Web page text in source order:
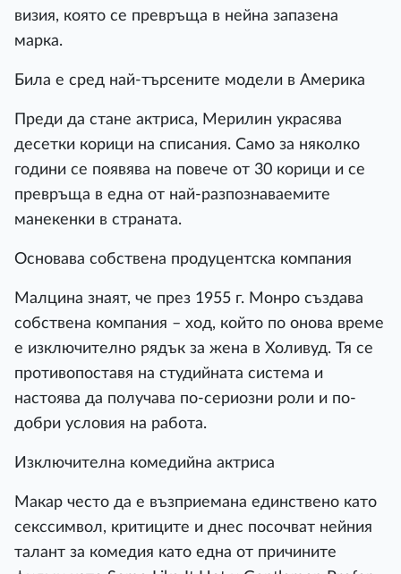
визия, която се превръща в нейна запазена
марка.
Била е сред най-търсените модели в Америка
Преди да стане актриса, Мерилин украсява
десетки корици на списания. Само за няколко
години се появява на повече от 30 корици и се
превръща в една от най-разпознаваемите
манекенки в страната.
Основава собствена продуцентска компания
Малцина знаят, че през 1955 г. Монро създава
собствена компания – ход, който по онова време
е изключително рядък за жена в Холивуд. Тя се
противопоставя на студийната система и
настоява да получава по-сериозни роли и по-
добри условия на работа.
Изключителна комедийна актриса
Макар често да е възприемана единствено като
секссимвол, критиците и днес посочват нейния
талант за комедия като една от причините